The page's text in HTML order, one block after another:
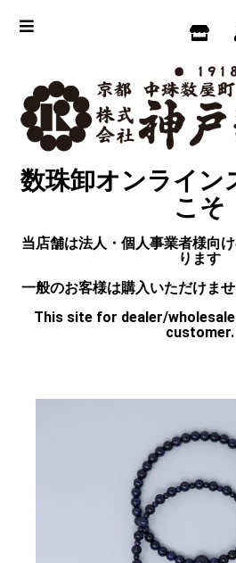
数珠卸オンライン
こそ
当店舗は法人・個人事業者様向
ります
一般のお客様は購入いただけま
This site for dealer/
customer.